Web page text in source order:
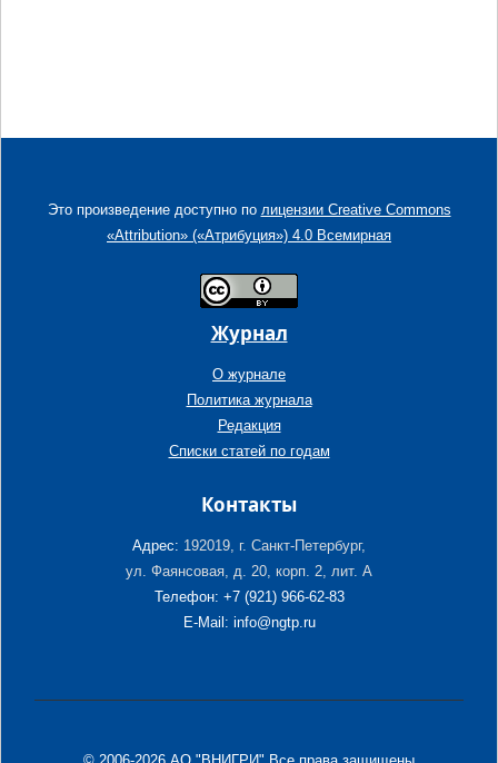
Это произведение доступно по лицензии Creative Commons
«Attribution» («Атрибуция») 4.0 Всемирная
Журнал
О журнале
Политика журнала
Редакция
Списки статей по годам
Контакты
Адрес: 192019, г. Санкт-Петербург,
ул. Фаянсовая, д. 20, корп. 2, лит. А
Телефон: +7 (921) 966-62-83
E-Mail: info@ngtp.ru